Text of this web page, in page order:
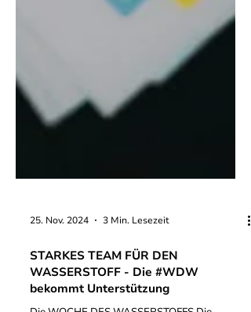
25. Nov. 2024 3 Min. Lesezeit